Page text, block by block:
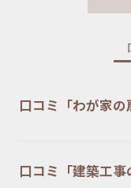
口コミ「わが家
口コミ「建築工事